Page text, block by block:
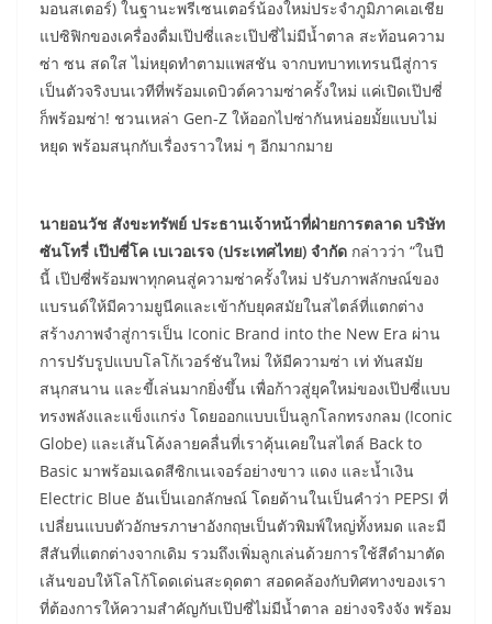
มอนสเตอร์) ในฐานะพรีเซนเตอร์น้องใหม่ประจำภูมิภาคเอเชีย
แปซิฟิกของเครื่องดื่มเป๊ปซี่และเป๊ปซี่ไม่มีน้ำตาล สะท้อนความ
ซ่า ซน สดใส ไม่หยุดทำตามแพสชัน จากบทบาทเทรนนีสู่การ
เป็นตัวจริงบนเวทีที่พร้อมเดบิวต์ความซ่าครั้งใหม่ แค่เปิดเป๊ปซี่
ก็พร้อมซ่า! ชวนเหล่า Gen-Z ให้ออกไปซ่ากันหน่อยมั้ยแบบไม่
หยุด พร้อมสนุกกับเรื่องราวใหม่ ๆ อีกมากมาย
นายอนวัช สังขะทรัพย์ ประธานเจ้าหน้าที่ฝ่ายการตลาด บริษัท
ซันโทรี่ เป๊ปซี่โค เบเวอเรจ (ประเทศไทย) จำกัด กล่าวว่า “ในปี
นี้ เป๊ปซี่พร้อมพาทุกคนสู่ความซ่าครั้งใหม่ ปรับภาพลักษณ์ของ
แบรนด์ให้มีความยูนีคและเข้ากับยุคสมัยในสไตล์ที่แตกต่าง
สร้างภาพจำสู่การเป็น Iconic Brand into the New Era ผ่าน
การปรับรูปแบบโลโก้เวอร์ชันใหม่ ให้มีความซ่า เท่ ทันสมัย
สนุกสนาน และขี้เล่นมากยิ่งขึ้น เพื่อก้าวสู่ยุคใหม่ของเป๊ปซี่แบบ
ทรงพลังและแข็งแกร่ง โดยออกแบบเป็นลูกโลกทรงกลม (Iconic
Globe) และเส้นโค้งลายคลื่นที่เราคุ้นเคยในสไตล์ Back to
Basic มาพร้อมเฉดสีซิกเนเจอร์อย่างขาว แดง และน้ำเงิน
Electric Blue อันเป็นเอกลักษณ์ โดยด้านในเป็นคำว่า PEPSI ที่
เปลี่ยนแบบตัวอักษรภาษาอังกฤษเป็นตัวพิมพ์ใหญ่ทั้งหมด และมี
สีสันที่แตกต่างจากเดิม รวมถึงเพิ่มลูกเล่นด้วยการใช้สีดำมาตัด
เส้นขอบให้โลโก้โดดเด่นสะดุดตา สอดคล้องกับทิศทางของเรา
ที่ต้องการให้ความสำคัญกับเป๊ปซี่ไม่มีน้ำตาล อย่างจริงจัง พร้อม